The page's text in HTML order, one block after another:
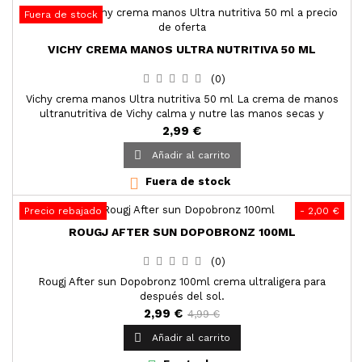
Fuera de stock
VICHY CREMA MANOS ULTRA NUTRITIVA 50 ML
(0)
Vichy crema manos Ultra nutritiva 50 ml La crema de manos
ultranutritiva de Vichy calma y nutre las manos secas y
dañadas por el lavado excesivo
2,99 €
 Añadir al carrito
 Fuera de stock
- 2,00 €
Precio rebajado
ROUGJ AFTER SUN DOPOBRONZ 100ML
(0)
Rougj After sun Dopobronz 100ml crema ultraligera para
después del sol.
2,99 € 4,99 €
 Añadir al carrito